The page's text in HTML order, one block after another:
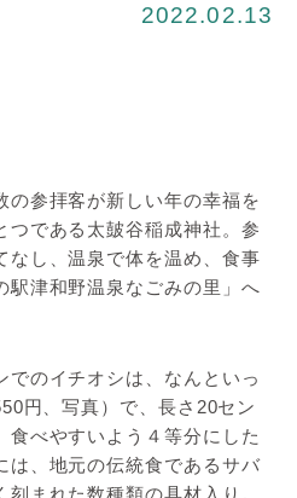
2022.02.13
参拝客が新しい年の幸福を
つである太皷谷稲成神社。参
なし、温泉で体を温め、食事
駅津和野温泉なごみの里」へ
のイチオシは、なんといっ
円、写真）で、長さ20セン
食べやすいよう４等分にした
は、地元の伝統食であるサバ
まれた数種類の具材入り。